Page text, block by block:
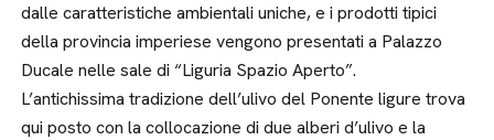
dalle caratteristiche ambientali uniche, e i prodotti tipici
della provincia imperiese vengono presentati a Palazzo
Ducale nelle sale di “Liguria Spazio Aperto”.
L’antichissima tradizione dell’ulivo del Ponente ligure trova
qui posto con la collocazione di due alberi d’ulivo e la